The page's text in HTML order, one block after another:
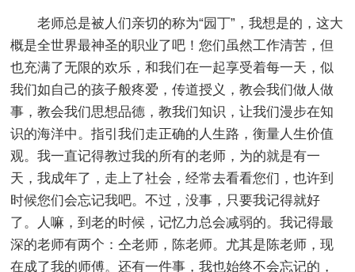
老师总是被人们亲切的称为“园丁”，我想是的，这大
概是全世界最神圣的职业了吧！您们虽然工作清苦，但
也充满了无限的欢乐，和我们在一起享受着每一天，似
我们如自己的孩子般疼爱，传道授义，教会我们做人做
事，教会我们思想品德，教我们知识，让我们漫步在知
识的海洋中。指引我们走正确的人生路，衡量人生价值
观。我一直记得教过我的所有的老师，为的就是有一
天，我成年了，走上了社会，经常去看看您们，也许到
时候您们会忘记我吧。不过，没事，只要我记得就好
了。人嘛，到老的时候，记忆力总会减弱的。我记得最
深的老师有两个：仝老师，陈老师。尤其是陈老师，现
在成了我的师傅。还有一件事，我也始终不会忘记的，